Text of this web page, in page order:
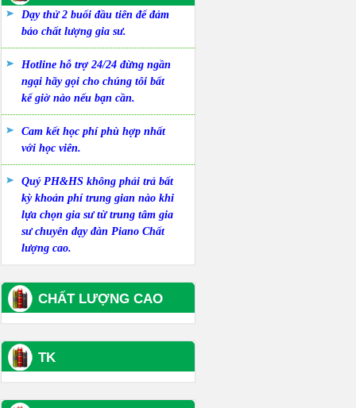
Dạy thử 2 buổi đầu tiên để đảm
bảo chất lượng gia sư.
Hotline hỗ trợ 24/24 đừng ngần
ngại hãy gọi cho chúng tôi bất
kể giờ nào nếu bạn cần.
Cam kết học phí phù hợp nhất
với học viên.
Quý PH&HS không phải trả bất
kỳ khoản phí trung gian nào khi
lựa chọn gia sư từ trung tâm gia
sư chuyên dạy đàn Piano Chất
lượng cao.
CHẤT LƯỢNG CAO
TK